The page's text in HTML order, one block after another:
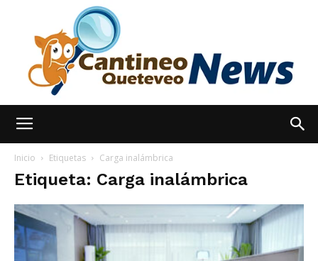
Inicio Etiquetas Carga inalámbrica
Etiqueta: Carga inalámbrica